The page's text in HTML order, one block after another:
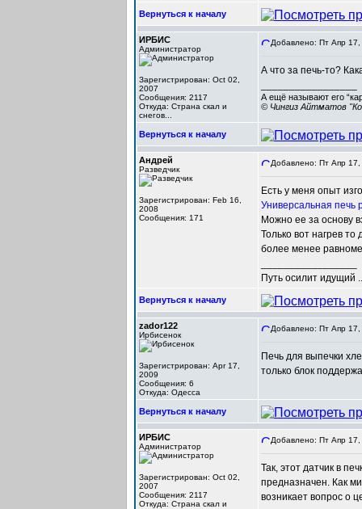
Вернуться к началу
ИРБИС
Администратор
Зарегистрирован: Oct 02,
2007
Сообщения: 2117
Откуда: Cтрана скал и
снегов...
Добавлено: Пт Апр
А что за печь-то?
А ещё называют его
© Чингиз Айтматов
Вернуться к началу
Андрей
Разведчик
Зарегистрирован: Feb 16,
2008
Сообщения: 171
Добавлено: Пт Апр
Есть у меня опыт
Универсальная печь
Можно ее за основу
Только вот нагрев
более менее
Путь осилит идущий
Вернуться к началу
zador122
Ирбисенок
Зарегистрирован: Apr 17,
2009
Сообщения: 6
Откуда: Одесса
Добавлено: Пт Апр
Печь для выпечки
только блок
Вернуться к началу
ИРБИС
Администратор
Зарегистрирован: Oct 02,
2007
Сообщения: 2117
Откуда: Cтрана скал и
Добавлено: Пт Апр
Так, этот датчик в
предназначен. Как
возникает вопрос о